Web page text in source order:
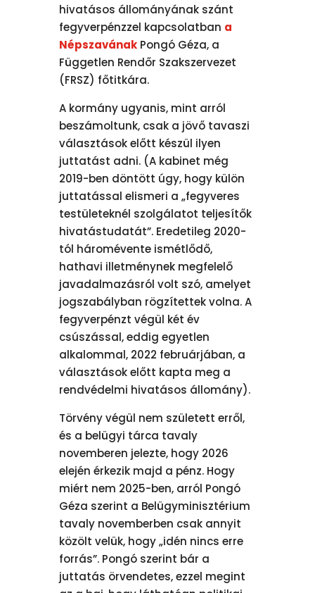
hivatásos állományának szánt
fegyverpénzzel kapcsolatban a
Népszavának Pongó Géza, a
Független Rendőr Szakszervezet
(FRSZ) főtitkára.
A kormány ugyanis, mint arról
beszámoltunk, csak a jövő tavaszi
választások előtt készül ilyen
juttatást adni. (A kabinet még
2019-ben döntött úgy, hogy külön
juttatással elismeri a „fegyveres
testületeknél szolgálatot teljesítők
hivatástudatát”. Eredetileg 2020-
tól háromévente ismétlődő,
hathavi illetménynek megfelelő
javadalmazásról volt szó, amelyet
jogszabályban rögzítettek volna. A
fegyverpénzt végül két év
csúszással, eddig egyetlen
alkalommal, 2022 februárjában, a
választások előtt kapta meg a
rendvédelmi hivatásos állomány).
Törvény végül nem született erről,
és a belügyi tárca tavaly
novemberen jelezte, hogy 2026
elején érkezik majd a pénz. Hogy
miért nem 2025-ben, arról Pongó
Géza szerint a Belügyminisztérium
tavaly novemberben csak annyit
közölt velük, hogy „idén nincs erre
forrás”. Pongó szerint bár a
juttatás örvendetes, ezzel megint